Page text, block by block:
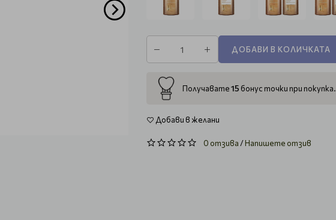
ДОБАВИ В КОЛИЧКАТА
Получавате15 бонус точки при покупка.
Добави в желани
0 отзива/Напишете отзив